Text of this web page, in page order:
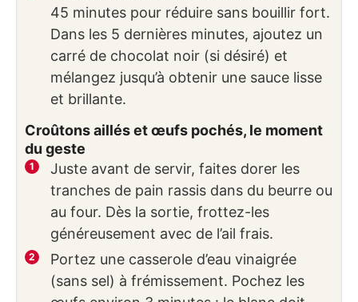
45 minutes pour réduire sans bouillir fort.
Dans les 5 dernières minutes, ajoutez un
carré de chocolat noir (si désiré) et
mélangez jusqu’à obtenir une sauce lisse
et brillante.
Croûtons aillés et œufs pochés, le moment
du geste
Juste avant de servir, faites dorer les
tranches de pain rassis dans du beurre ou
au four. Dès la sortie, frottez-les
généreusement avec de l’ail frais.
Portez une casserole d’eau vinaigrée
(sans sel) à frémissement. Pochez les